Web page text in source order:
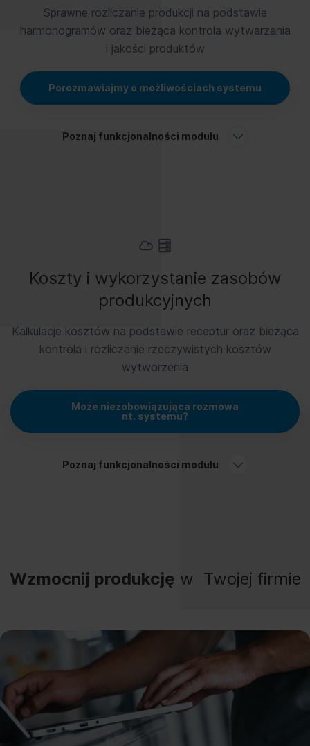
Sprawne rozliczanie produkcji na podstawie
harmonogramów oraz bieżąca kontrola wytwarzania
i jakości produktów
Porozmawiajmy o możliwościach systemu
Poznaj funkcjonalności modułu
Koszty i wykorzystanie zasobów
produkcyjnych
Kalkulacje kosztów na podstawie receptur oraz bieżąca
kontrola i rozliczanie rzeczywistych kosztów
wytworzenia
Może niezobowiązująca rozmowa
nt. systemu?
Poznaj funkcjonalności modułu
Wzmocnij produkcję w Twojej firmie